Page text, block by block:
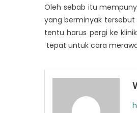
Oleh sebab itu
yang berminyak tersebut
tentu harus pergi ke
tepat untuk cara